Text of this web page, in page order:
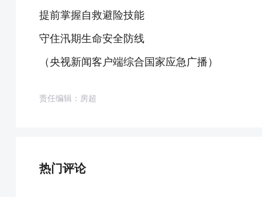
提前掌握自救避险技能
守住汛期生命安全防线
（央视新闻客户端综合国家应急广播）
责任编辑：房超
热门评论